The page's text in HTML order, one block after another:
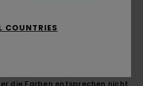
/5
die Farben entsprechen nicht
COUNTRIES